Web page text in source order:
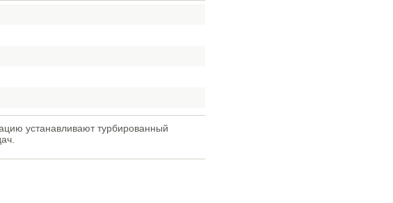
устанавливают турбированный